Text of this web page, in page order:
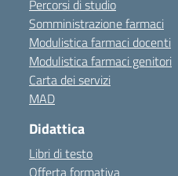
Percorsi di studio
Somministrazione farmaci
Modulistica farmaci docenti
Modulistica farmaci genitori
Carta dei servizi
MAD
Didattica
Libri di testo
Offerta formativa